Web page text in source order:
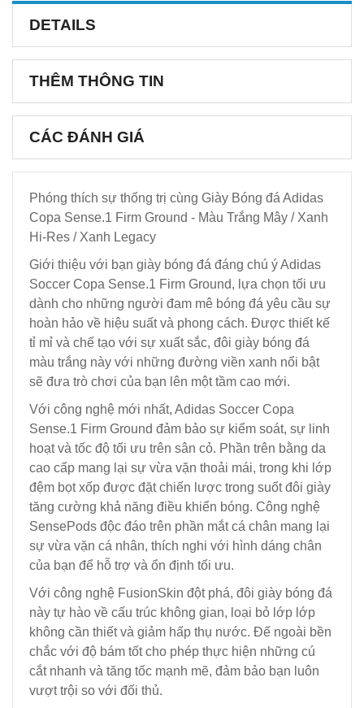
DETAILS
THÊM THÔNG TIN
CÁC ĐÁNH GIÁ
Phóng thích sự thống trị cùng Giày Bóng đá Adidas
Copa Sense.1 Firm Ground - Màu Trắng Mây / Xanh
Hi-Res / Xanh Legacy
Giới thiệu với bạn giày bóng đá đáng chú ý Adidas
Soccer Copa Sense.1 Firm Ground, lựa chọn tối ưu
dành cho những người đam mê bóng đá yêu cầu sự
hoàn hảo về hiệu suất và phong cách. Được thiết kế
tỉ mỉ và chế tạo với sự xuất sắc, đôi giày bóng đá
màu trắng này với những đường viền xanh nổi bật
sẽ đưa trò chơi của bạn lên một tầm cao mới.
Với công nghệ mới nhất, Adidas Soccer Copa
Sense.1 Firm Ground đảm bảo sự kiểm soát, sự linh
hoạt và tốc độ tối ưu trên sân cỏ. Phần trên bằng da
cao cấp mang lại sự vừa vặn thoải mái, trong khi lớp
đệm bọt xốp được đặt chiến lược trong suốt đôi giày
tăng cường khả năng điều khiển bóng. Công nghệ
SensePods độc đáo trên phần mắt cá chân mang lại
sự vừa vặn cá nhân, thích nghi với hình dáng chân
của bạn để hỗ trợ và ổn định tối ưu.
Với công nghệ FusionSkin đột phá, đôi giày bóng đá
này tự hào về cấu trúc không gian, loại bỏ lớp lớp
không cần thiết và giảm hấp thụ nước. Đế ngoài bền
chắc với độ bám tốt cho phép thực hiện những cú
cắt nhanh và tăng tốc mạnh mẽ, đảm bảo bạn luôn
vượt trội so với đối thủ.